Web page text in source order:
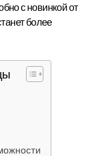
с новинкой от
более